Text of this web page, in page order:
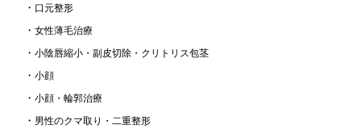
口元整形
女性薄毛治療
小陰唇縮小・副皮切除・クリトリス包茎
小顔
小顔・輪郭治療
男性のクマ取り・二重整形